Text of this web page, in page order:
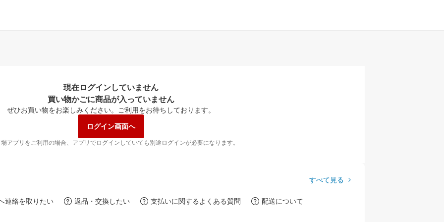
現在ログインしていません
買い物かごに商品が入っていません
ぜひお買い物をお楽しみください。 ご利用をお待ちしております。
ログイン画面へ
アプリをご利用の場合、アプリでログインしていても別途ログインが必要になります。
すべて見る
連絡を取りたい 返品・交換したい 支払いに関するよくある質問 配送について